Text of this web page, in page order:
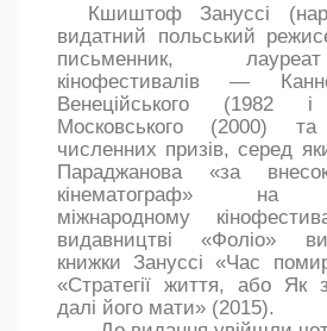
Кшиштоф Зануссі
видатний польський
письменник,
кінофестивалів —
Венеційського (1982
Московського (2000)
численних призів, серед
Параджанова «за
кінематограф» на
міжнародному
видавництві «Фоліо»
книжки Зануссі «Час
«Стратегії життя, або Як
далі його мати» (2015).